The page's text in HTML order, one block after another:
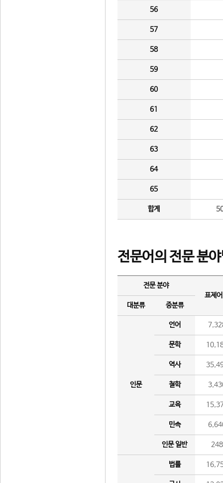
56
57
58
59
60
61
62
63
64
65
합계
전문어의 전문 분
전문 분야
표제
대분류
중분류
인문
언어
문학
역사
철학
교육
민속
인문 일반 248
법률